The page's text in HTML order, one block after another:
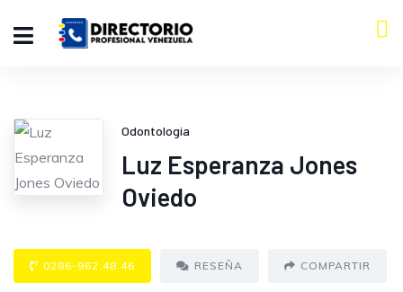
Odontología
Luz Esperanza Jones
Oviedo
0286-962.48.46 RESEÑA COMPARTIR